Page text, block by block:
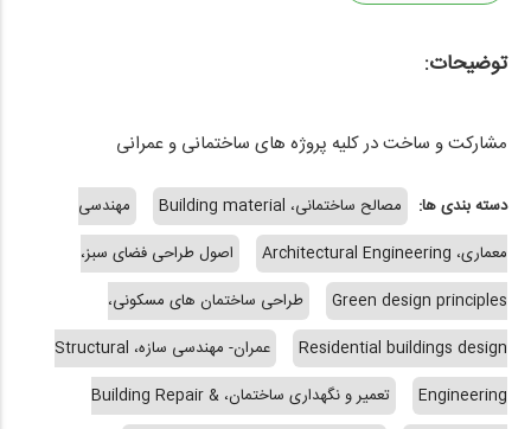
توضیحات:
مشارکت و ساخت در کلیه پروژه های ساختمانی و عمرانی
دسته بندی ها: مصالح ساختمانی، Building material
مهندسی
معماری، Architectural Engineering
اصول طراحی فضای سبز،
Green design principles
طراحی ساختمان های مسکونی،
Residential buildings design
عمران- مهندسی سازه، Structural
Engineering
تعمیر و نگهداری ساختمان، Building Repair &